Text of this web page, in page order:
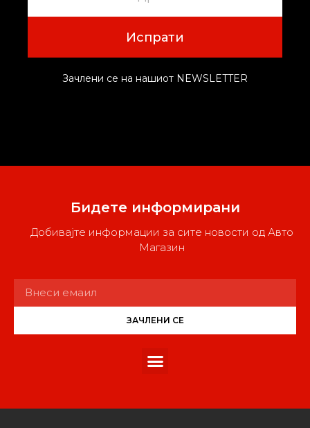
Испрати
Зачлени се на нашиот NEWSLETTER
Бидете информирани
Добивајте информации за сите новости од Авто
Магазин
ЗАЧЛЕНИ СЕ